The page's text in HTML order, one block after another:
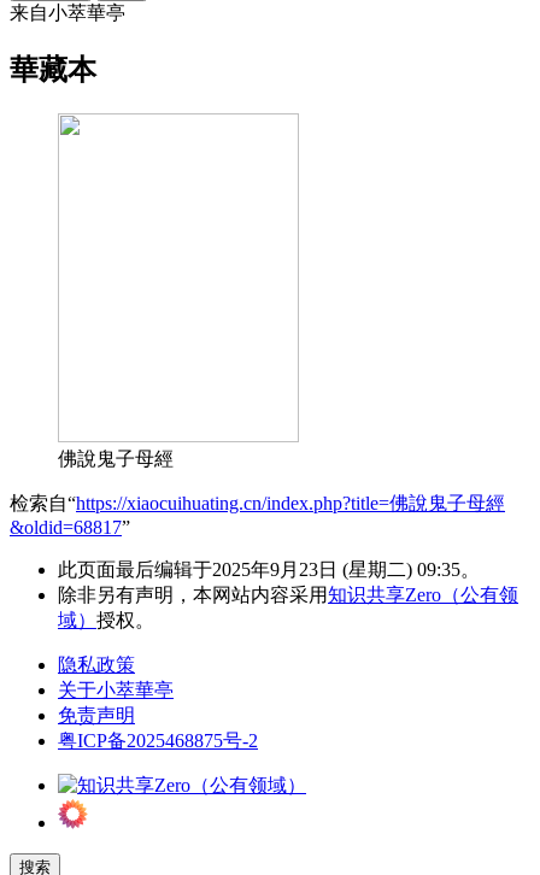
来自小萃華亭
華藏本
佛說鬼子母經
检索自“https://xiaocuihuating.cn/index.php?title=佛說鬼子母經
&oldid=68817”
此页面最后编辑于2025年9月23日 (星期二) 09:35。
除非另有声明，本网站内容采用知识共享Zero（公有领
域） 授权。
隐私政策
关于小萃華亭
免责声明
粤ICP备2025468875号-2
搜索